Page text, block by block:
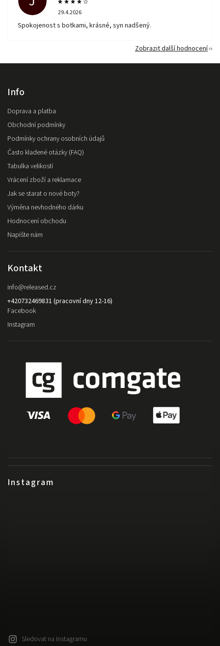
29.4.2026
Spokojenost s botkami, krásné, syn nadšený.
Zobrazit další hodnocení
Instagram
Sledovat na Instagramu
Info
Doprava a platba
Obchodní podmínky
Podmínky ochrany osobních údajů
Často kladené otázky (FAQ)
Tabulka velikostí
Vrácení zboží a reklamace
Jak se starat o nové boty?
Výměna nevhodného dárku
Hodnocení obchodu
Napište nám
Kontakt
info@released.cz
+420732469831 (pracovní dny 12-16)
Facebook
Instagram